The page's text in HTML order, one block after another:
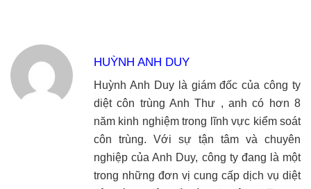
HUỲNH ANH DUY
Huỳnh Anh Duy là giám đốc của công ty
diệt côn trùng Anh Thư , anh có hơn 8
năm kinh nghiệm trong lĩnh vực kiểm soát
côn trùng. Với sự tận tâm và chuyên
nghiệp của Anh Duy, công ty đang là một
trong những đơn vị cung cấp dịch vụ diệt